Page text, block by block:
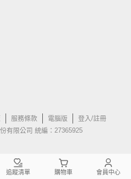
服務條款 電腦版
登入/註冊
有限公司 統編：27365925
追蹤清單 購物車 會員中心